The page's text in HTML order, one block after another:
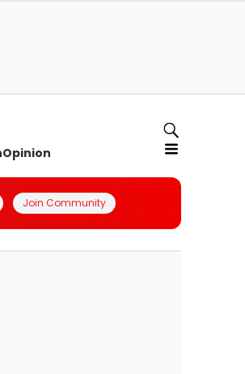
Opinion
Join Community